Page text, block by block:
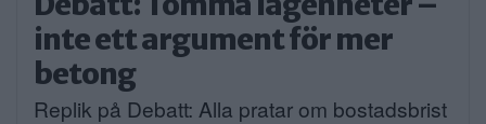
inte ett argument för mer
betong
Replik på Debatt: Alla pratar om bostadsbrist